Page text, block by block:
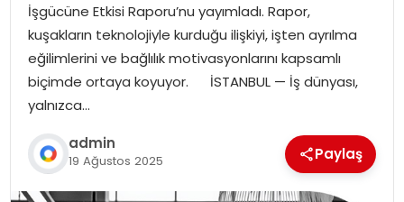
İşgücüne Etkisi Raporu’nu yayımladı. Rapor,
kuşakların teknolojiyle kurduğu ilişkiyi, işten ayrılma
eğilimlerini ve bağlılık motivasyonlarını kapsamlı
biçimde ortaya koyuyor. İSTANBUL — İş dünyası,
yalnızca…
admin
19 Ağustos 2025 Paylaş